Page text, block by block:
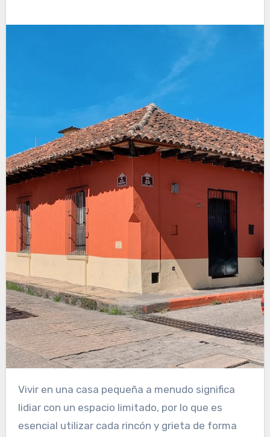
Vivir en una casa pequeña a menudo significa
lidiar con un espacio limitado, por lo que es
esencial utilizar cada rincón y grieta de forma